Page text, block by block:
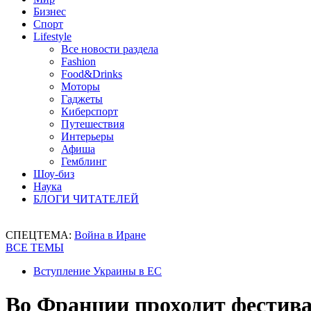
Бизнес
Спорт
Lifestyle
Все новости раздела
Fashion
Food&Drinks
Моторы
Гаджеты
Киберспорт
Путешествия
Интерьеры
Афиша
Гемблинг
Шоу-биз
Наука
БЛОГИ ЧИТАТЕЛЕЙ
СПЕЦТЕМА: Война в Иране
ВСЕ ТЕМЫ
Вступление Украины в ЕС
Во Франции проходит